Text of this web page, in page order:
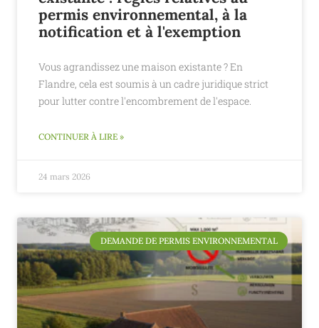
permis environnemental, à la
notification et à l'exemption
Vous agrandissez une maison existante ? En
Flandre, cela est soumis à un cadre juridique strict
pour lutter contre l'encombrement de l'espace.
CONTINUER À LIRE »
24 mars 2026
DEMANDE DE PERMIS ENVIRONNEMENTAL